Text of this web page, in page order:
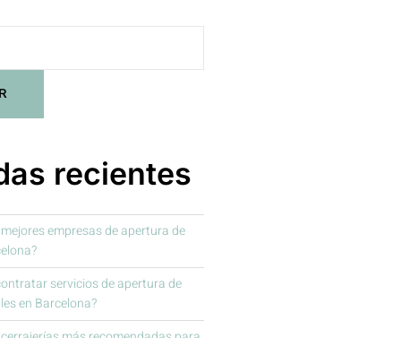
recientes
empresas de apertura de
servicios de apertura de
en Barcelona?